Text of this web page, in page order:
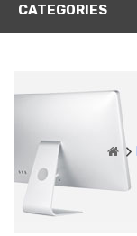
CATEGORIES